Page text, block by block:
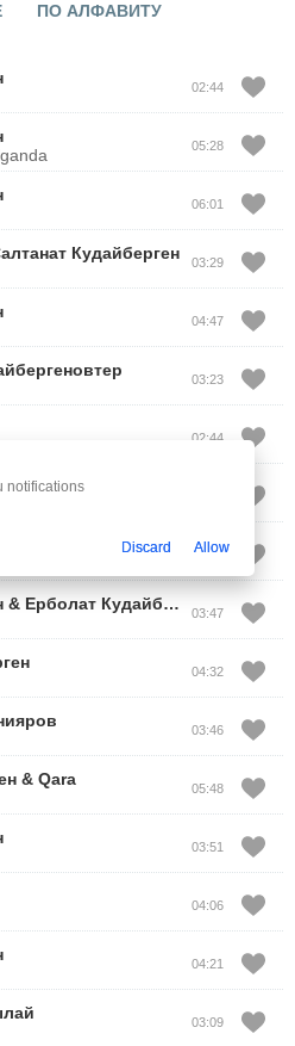
ПО АЛФАВИТУ
02:44
05:28
06:01
Кудайберген
03:29
04:47
03:23
02:44
Салтанат Кудайберген
02:31
& Ерболат Кудайбергенов &
03:47
04:32
03:46
& Qara
05:48
03:51
04:06
04:21
03:09
notifications
Discard Allow